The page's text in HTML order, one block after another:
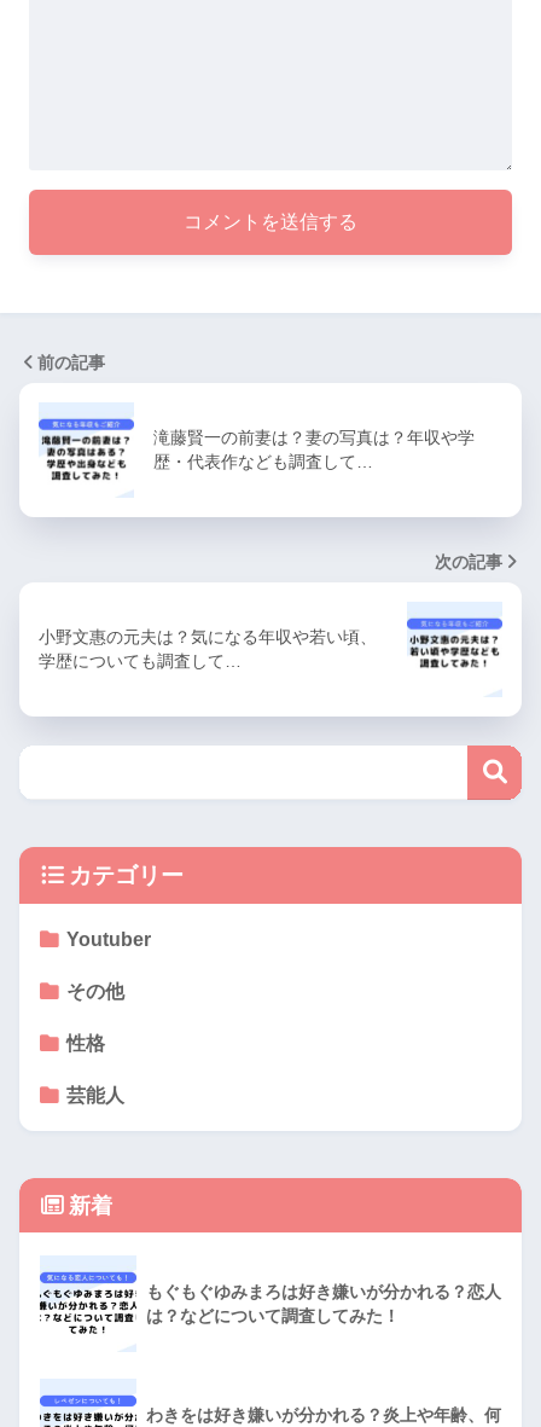
前の記事
滝藤賢一の前妻は？妻の写真は？年収や学
歴・代表作なども調査して…
次の記事
小野文惠の元夫は？気になる年収や若い頃、
学歴についても調査して…
カテゴリー
Youtuber
その他
性格
芸能人
新着
もぐもぐゆみまろは好き嫌いが分かれる？恋人
は？などについて調査してみた！
わきをは好き嫌いが分かれる？炎上や年齢、何